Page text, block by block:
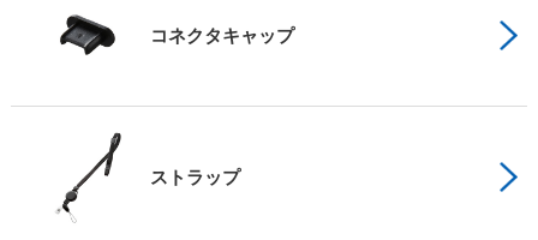
コネクタキャップ
ストラップ